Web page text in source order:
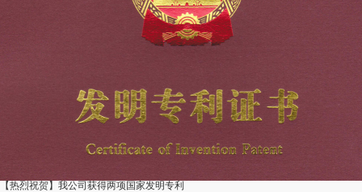
【热烈祝贺】我公司获得两项国家发明专利